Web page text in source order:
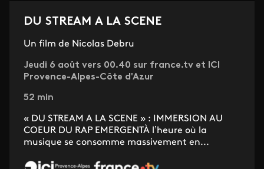
DU STREAM A LA SCENE
Un film de Nicolas Debru
Jeudi 6 août vers 00.40 sur france.tv et ICI
Provence-Alpes-Côte d'Azur
52 min
« DU STREAM A LA SCENE » : IMMERSION AU
COEUR DU RAP EMERGENTÀ l’heure où la
musique se consomme massivement en...